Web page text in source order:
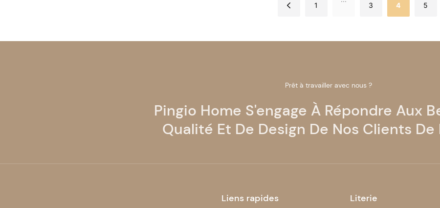
1 3 4 5
Prêt à travailler avec nous ?
Pingio Home S'engage À Répondre Aux
Qualité Et De Design De Nos Clients De
Liens rapides Literie